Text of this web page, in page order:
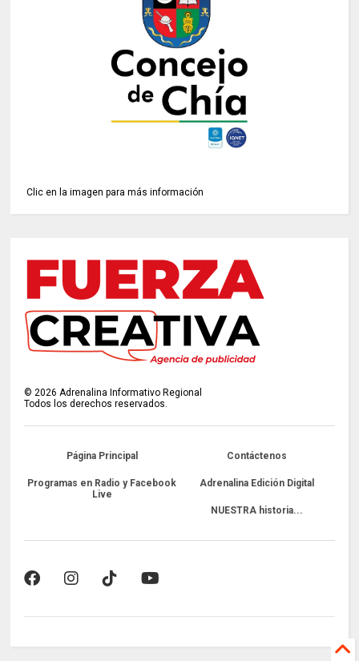
Clic en la imagen para más información
©2026 Adrenalina Informativo Regional
Todos los derechos reservados.
Página Principal Contáctenos
Programas en Radio y Facebook
Live
Adrenalina Edición Digital
NUESTRA historia...